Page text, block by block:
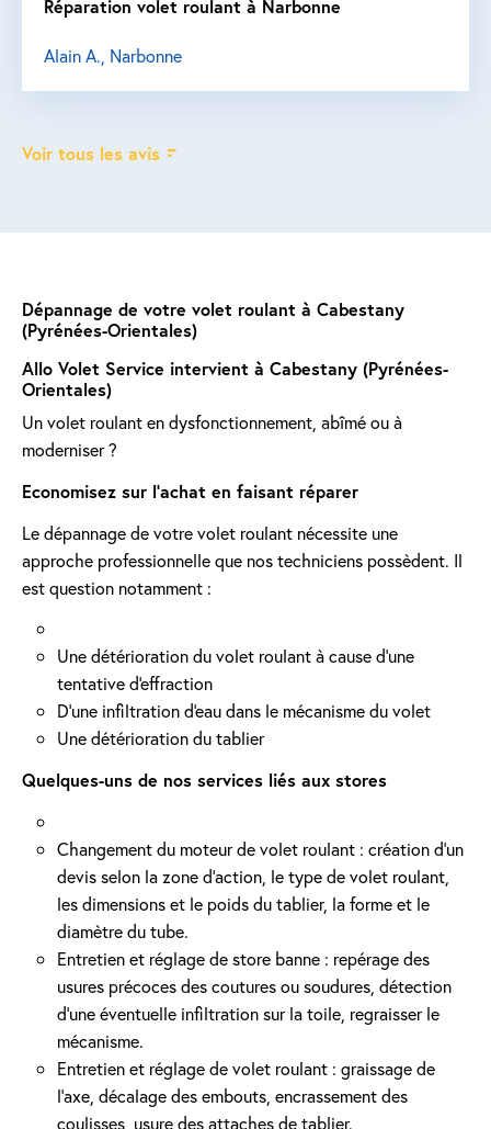
Dépannage de votre volet roulant à Cabestany
(Pyrénées-Orientales)
Allo Volet Service intervient à Cabestany (Pyrénées-
Orientales)
Un volet roulant en dysfonctionnement, abîmé ou à
moderniser ?
Economisez sur l'achat en faisant réparer
Le dépannage de votre volet roulant nécessite une
approche professionnelle que nos techniciens possèdent. Il
est question notamment :
Une détérioration du volet roulant à cause d'une
tentative d'effraction
D'une infiltration d'eau dans le mécanisme du volet
Une détérioration du tablier
Quelques-uns de nos services liés aux stores
Changement du moteur de volet roulant : création d'un
devis selon la zone d’action, le type de volet roulant,
les dimensions et le poids du tablier, la forme et le
diamètre du tube.
Entretien et réglage de store banne : repérage des
usures précoces des coutures ou soudures, détection
d'une éventuelle infiltration sur la toile, regraisser le
mécanisme.
Entretien et réglage de volet roulant : graissage de
l’axe, décalage des embouts, encrassement des
coulisses, usure des attaches de tablier.
Réparation volet roulant à Narbonne
Alain A., Narbonne
Voir tous les avis